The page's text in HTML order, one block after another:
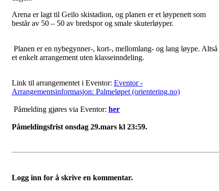
Arena er lagt til Geilo skistadion, og planen er et løypenett som
består av 50 – 50 av bredspor og smale skuterløyper.
Planen er en nybegynner-, kort-, mellomlang- og lang løype. Altså
et enkelt arrangement uten klasseinndeling.
Link til arrangementet i Eventor: Eventor -
Arrangementsinformasjon: Palmeløpet (orientering.no)
Påmelding gjøres via Eventor: her
Påmeldingsfrist onsdag 29.mars kl 23:59.
Logg inn for å skrive en kommentar.